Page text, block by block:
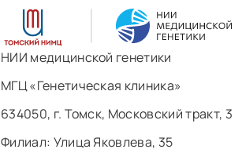
НИИ медицинской генетики
МГЦ «Генетическая клиника»
634050, г. Томск, Московский тракт, 3
Филиал: ​Улица Яковлева, 35